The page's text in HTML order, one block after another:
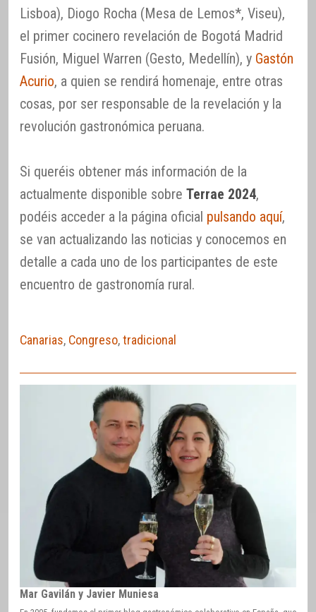
Lisboa), Diogo Rocha (Mesa de Lemos*, Viseu),
el primer cocinero revelación de Bogotá Madrid
Fusión, Miguel Warren (Gesto, Medellín), y Gastón
Acurio, a quien se rendirá homenaje, entre otras
cosas, por ser responsable de la revelación y la
revolución gastronómica peruana.
Si queréis obtener más información de la
actualmente disponible sobre Terrae 2024,
podéis acceder a la página oficial pulsando aquí,
se van actualizando las noticias y conocemos en
detalle a cada uno de los participantes de este
encuentro de gastronomía rural.
Canarias, Congreso,tradicional
Mar Gavilán y Javier Muniesa